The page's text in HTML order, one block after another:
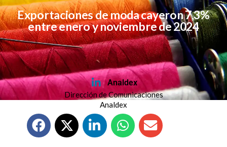
Exportaciones de moda cayeron 7,3%
entre enero y noviembre de 2024
Analdex
Dirección de Comunicaciones
Analdex